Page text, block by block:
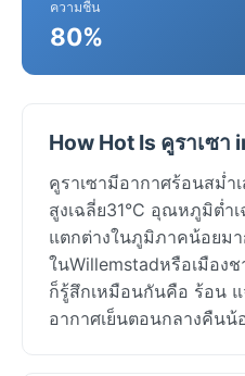
ความชื้น
80%
How Hot Is คูราเซา
คูราเซามีอากาศร้อนสม่
สูงเฉลี่ย31°C อุณหภูมิต่ำ
แตกต่างในภูมิภาคน้อยม
ในWillemstadหรือเมือง
ก็รู้สึกเหมือนกันคือ ร้อน
อากาศเย็นตอนกลางคืนน้